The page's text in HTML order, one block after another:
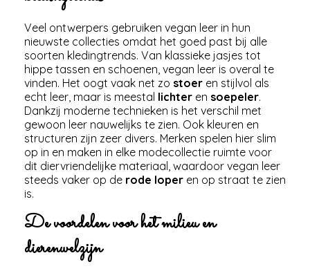
Veel ontwerpers gebruiken vegan leer in hun
nieuwste collecties omdat het goed past bij alle
soorten kledingtrends. Van klassieke jasjes tot
hippe tassen en schoenen, vegan leer is overal te
vinden. Het oogt vaak net zo stoeren stijlvol als
echt leer, maar is meestal lichteren soepeler.
Dankzij moderne technieken is het verschil met
gewoon leer nauwelijks te zien. Ook kleuren en
structuren zijn zeer divers. Merken spelen hier slim
op in en maken in elke modecollectie ruimte voor
dit diervriendelijke materiaal, waardoor vegan leer
steeds vaker op de rode loperen op straat te zien
is.
De voordelen voor het milieu en
dierenwelzijn